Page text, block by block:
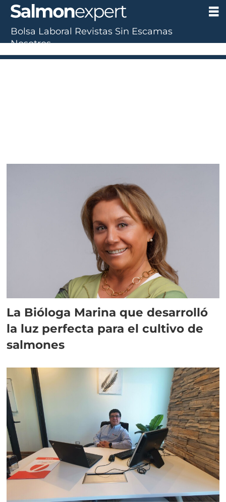
Tag:
led
La Bióloga Marina que desarrolló
la luz perfecta para el cultivo de
salmones
Bolsa Laboral Revistas Sin Escamas
Nosotros